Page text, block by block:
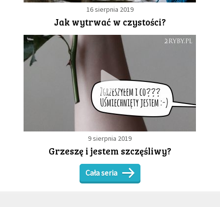
16 sierpnia 2019
Jak wytrwać w czystości?
9 sierpnia 2019
Grzeszę i jestem szczęśliwy?
Cała seria